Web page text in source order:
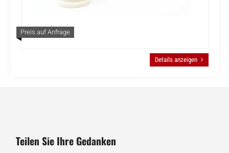
Preis auf Anfrage
Details anzeigen
Teilen Sie Ihre Gedanken